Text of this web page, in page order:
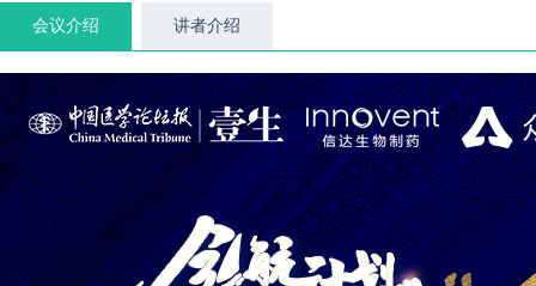
会议介绍 讲者介绍